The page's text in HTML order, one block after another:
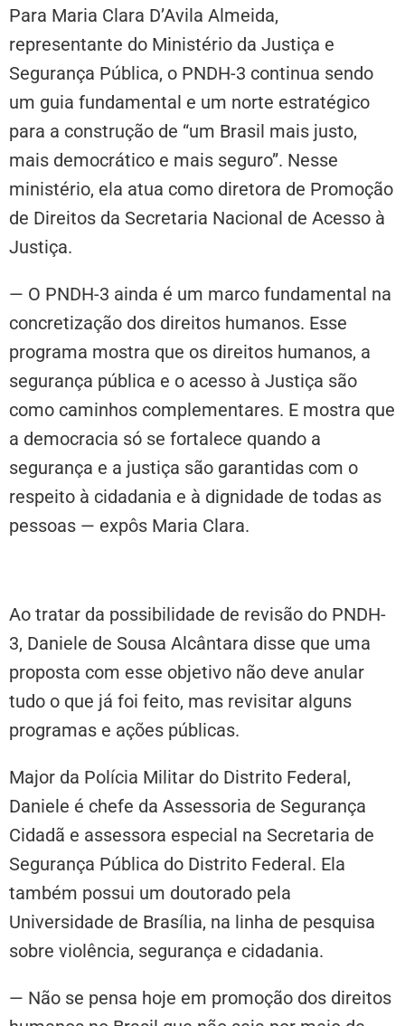
Para Maria Clara D’Avila Almeida,
representante do Ministério da Justiça e
Segurança Pública, o PNDH-3 continua sendo
um guia fundamental e um norte estratégico
para a construção de “um Brasil mais justo,
mais democrático e mais seguro”. Nesse
ministério, ela atua como diretora de Promoção
de Direitos da Secretaria Nacional de Acesso à
Justiça.
— O PNDH-3 ainda é um marco fundamental na
concretização dos direitos humanos. Esse
programa mostra que os direitos humanos, a
segurança pública e o acesso à Justiça são
como caminhos complementares. E mostra que
a democracia só se fortalece quando a
segurança e a justiça são garantidas com o
respeito à cidadania e à dignidade de todas as
pessoas — expôs Maria Clara.
Ao tratar da possibilidade de revisão do PNDH-
3, Daniele de Sousa Alcântara disse que uma
proposta com esse objetivo não deve anular
tudo o que já foi feito, mas revisitar alguns
programas e ações públicas.
Major da Polícia Militar do Distrito Federal,
Daniele é chefe da Assessoria de Segurança
Cidadã e assessora especial na Secretaria de
Segurança Pública do Distrito Federal. Ela
também possui um doutorado pela
Universidade de Brasília, na linha de pesquisa
sobre violência, segurança e cidadania.
— Não se pensa hoje em promoção dos direitos